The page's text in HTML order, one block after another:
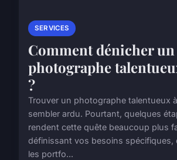
SERVICES
Comment dénicher un
photographe
?
Trouver un photographe talentueux
sembler ardu. Pourtant, quelques
rendent cette quête beaucoup plus
définissant vos besoins spécifiques,
les portfo...